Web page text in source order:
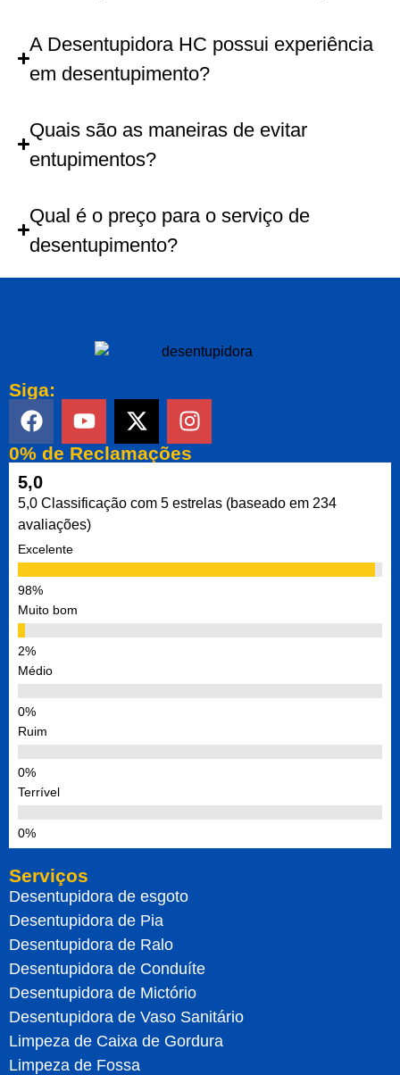
A Desentupidora HC possui experiência
em desentupimento?
Quais são as maneiras de evitar
entupimentos?
Qual é o preço para o serviço de
desentupimento?
Siga:
0% de Reclamações
5,0
5,0 Classificação com 5 estrelas (baseado em 234
avaliações)
Excelente
Muito bom
Médio
Ruim
Terrível
Serviços
Desentupidora de esgoto
Desentupidora de Pia
Desentupidora de Ralo
Desentupidora de Conduíte
Desentupidora de Mictório
Desentupidora de Vaso Sanitário
Limpeza de Caixa de Gordura
Limpeza de Fossa